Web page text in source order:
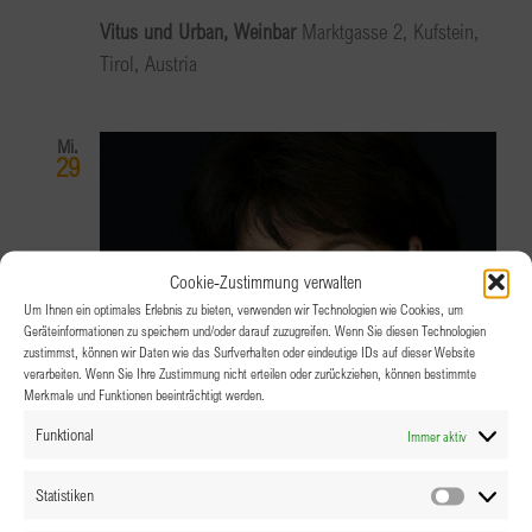
Cookie-Zustimmung verwalten
Um Ihnen ein optimales Erlebnis zu bieten, verwenden wir Technologien wie Cookies, um
Geräteinformationen zu speichern und/oder darauf zuzugreifen. Wenn Sie diesen Technologien
zustimmst, können wir Daten wie das Surfverhalten oder eindeutige IDs auf dieser Website
verarbeiten. Wenn Sie Ihre Zustimmung nicht erteilen oder zurückziehen, können bestimmte
Merkmale und Funktionen beeinträchtigt werden.
Funktional Immer aktiv
Statistiken
Vitus und Urban, Weinbar Marktgasse 2, Kufstein,
Tirol, Austria
Mi.
29